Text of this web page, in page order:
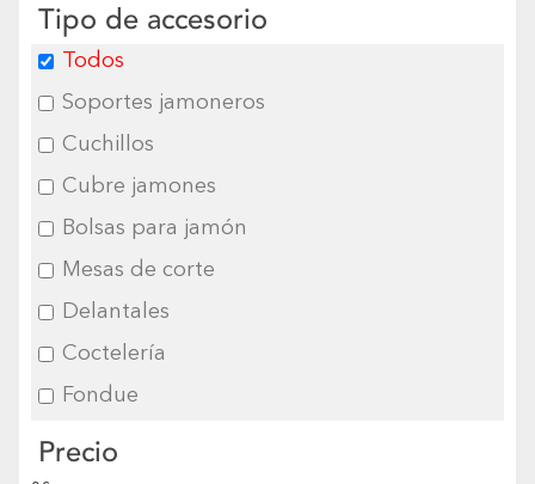
Tipo de accesorio
Todos
Soportes jamoneros
Cuchillos
Cubre jamones
Bolsas para jamón
Mesas de corte
Delantales
Coctelería
Fondue
Precio